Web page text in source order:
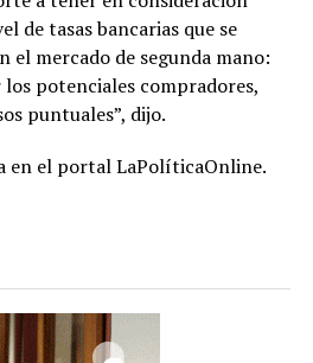
de tasas bancarias que se
el mercado de segunda mano:
potenciales compradores,
puntuales”, dijo.
en el portal LaPolíticaOnline.